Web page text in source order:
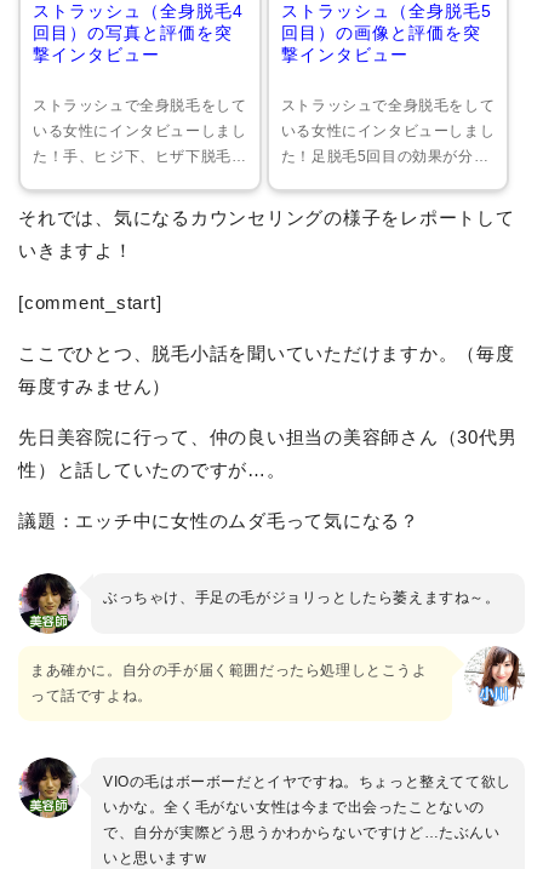
ストラッシュ（全身脱毛4
回目）の写真と評価を突
撃インタビュー
ストラッシュで全身脱毛をして
いる女性にインタビューしまし
た！手、ヒジ下、ヒザ下脱毛4
ーアフター写真を公開中。施術
室、脱毛の流れ、痛み、予約、
スタッフの対応、勧誘、新宿西
掲載しています。
ストラッシュ（全身脱毛5
回目）の画像と評価を突
撃インタビュー
ストラッシュで全身脱毛をして
いる女性にインタビューしまし
た！足脱毛5回目の効果が分か
ッシュの痛み、予約、スタッフ
の対応、勧誘、雰囲気なども写
それでは、気になるカウンセリングの様子をレポートして
いきますよ！
[comment_start]
ここでひとつ、脱毛小話を聞いていただけますか。（毎度
毎度すみません）
先日美容院に行って、仲の良い担当の美容師さん（30代男
性）と話していたのですが…。
議題：エッチ中に女性のムダ毛って気になる？
ぶっちゃけ、手足の毛がジョリっとしたら萎えますね～。
まあ確かに。自分の手が届く範囲だったら処理しとこうよ
って話ですよね。
VIOの毛はボーボーだとイヤですね。ちょっと整えてて欲し
いかな。全く毛がない女性は今まで出会ったことないの
で、自分が実際どう思うかわからないですけど…たぶんい
いと思いますw